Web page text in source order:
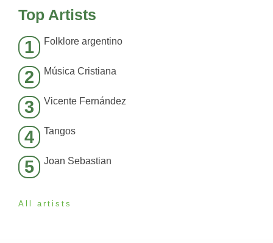
Top Artists
1 Folklore argentino
2 Música Cristiana
3 Vicente Fernández
4 Tangos
5 Joan Sebastian
All artists